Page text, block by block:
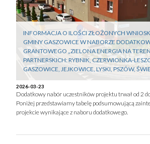
INFORMACJA O ILOŚCI ZŁOŻONYCH
GMINY GASZOWICE W NABORZE
GRANTOWEGO „ZIELONA ENERGIA NA
PARTNERSKICH: RYBNIK, CZERWIONKA-
GASZOWICE, JEJKOWICE, LYSKI, PSZÓW,
2026-03-23
Dodatkowy nabór uczestników projektu trwał od 2
Poniżej przedstawiamy tabelę podsumowującą
projekcie wynikające z naboru dodatkowego.